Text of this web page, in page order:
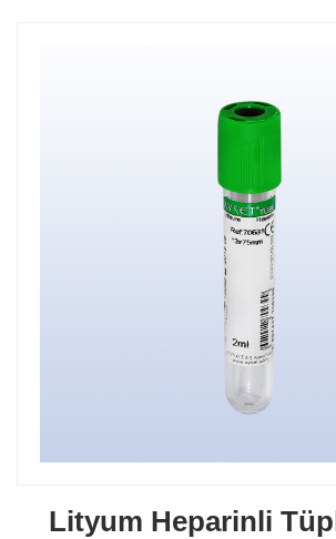
Lityum Heparinli